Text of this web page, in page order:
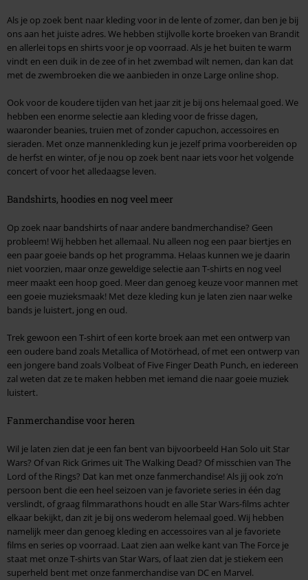
Als je op zoek bent naar kleding voor in de lente of zomer, dan ben je bij
ons aan het juiste adres. We hebben stijlvolle korte broeken van Brandit
en allerlei tops en shirts voor je op voorraad. Als je het buiten te warm
vindt en een duik in de zee of in het zwembad wilt nemen, dan kan dat
met de zwembroeken die we aanbieden in onze Large online shop.
Ook voor de koudere tijden van het jaar zit je bij ons helemaal goed. We
hebben een enorme selectie aan kleding voor de frisse dagen,
waaronder beanies, truien met of zonder capuchon, accessoires en
sieraden. Met onze mannenkleding kun je jezelf prima voorbereiden op
de herfst en winter, of je nou op zoek bent naar iets voor het volgende
concert of voor het alledaagse leven.
Bandshirts, hoodies en nog veel meer
Op zoek naar bandshirts of naar andere bandmerchandise? Geen
probleem! Wij hebben het allemaal. Nu alleen nog een paar biertjes en
een paar goeie bands op het programma. Helaas kunnen we je daarin
niet voorzien, maar onze geweldige selectie aan T-shirts en nog veel
meer maakt een hoop goed. Meer dan genoeg keuze voor mannen met
een goeie muzieksmaak! Met deze kleding kun je laten zien naar welke
bands je luistert, jong en oud.
Trek gewoon een T-shirt of een korte broek aan met een ontwerp van
een oudere band zoals Metallica of Motörhead, of met een ontwerp van
een jongere band zoals Volbeat of Five Finger Death Punch, en iedereen
zal weten dat ze te maken hebben met iemand die naar goeie muziek
luistert.
Fanmerchandise voor heren
Wil je laten zien dat je een fan bent van bijvoorbeeld Han Solo uit Star
Wars? Of van Rick Grimes uit The Walking Dead? Of misschien van The
Lord of the Rings? Dat kan met onze fanmerchandise! Als jij ook zo’n
persoon bent die een heel seizoen van je favoriete series in één dag
verslindt, of graag filmmarathons houdt en alle Star Wars-films achter
elkaar bekijkt, dan zit je bij ons wederom helemaal goed. Wij hebben
namelijk meer dan genoeg kleding en accessoires van al je favoriete
films en series op voorraad. Laat zien aan welke kant van The Force je
staat met onze T-shirts van Star Wars, of laat zien dat je stiekem een
superheld bent met onze fanmerchandise van DC en Marvel.